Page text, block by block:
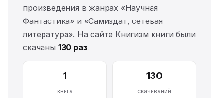
произведения в жанрах «Научная
Фантастика» и «Самиздат, сетевая
литература». На сайте Книгизм книги были
скачаны 130 раз.
1
книга
130
скачиваний